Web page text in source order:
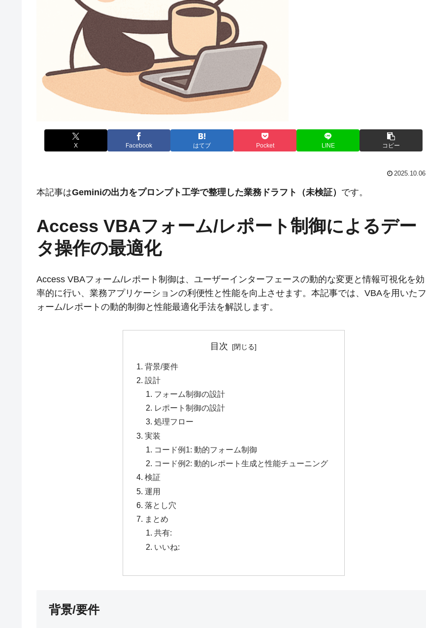
X Facebook はてブ Pocket LINE コピー
2025.10.06
本記事はGeminiの出力をプロンプト工学で整理した業務ドラフト（未検証） です。
Access VBAフォーム/レポート制御によるデー
タ操作の最適化
Access VBAフォーム/レポート制御は、ユーザーインターフェースの動的な変更と情報可視化を効
率的に行い、業務アプリケーションの利便性と性能を向上させます。本記事では、VBAを用いたフ
ォーム/レポートの動的制御と性能最適化手法を解説します。
目次
背景/要件
設計
フォーム制御の設計
レポート制御の設計
処理フロー
実装
コード例1: 動的フォーム制御
コード例2: 動的レポート生成と性能チューニング
検証
運用
落とし穴
まとめ
共有:
いいね:
背景/要件